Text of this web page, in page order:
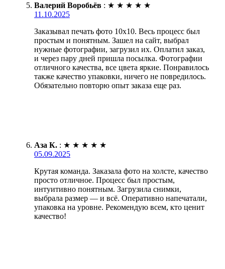
Валерий Воробьёв : ★ ★ ★ ★ ★
11.10.2025
Заказывал печать фото 10х10. Весь процесс был
простым и понятным. Зашел на сайт, выбрал
нужные фотографии, загрузил их. Оплатил заказ,
и через пару дней пришла посылка. Фотографии
отличного качества, все цвета яркие. Понравилось
также качество упаковки, ничего не повредилось.
Обязательно повторю опыт заказа еще раз.
Аза К. : ★ ★ ★ ★ ★
05.09.2025
Крутая команда. Заказала фото на холсте, качество
просто отличное. Процесс был простым,
интуитивно понятным. Загрузила снимки,
выбрала размер — и всё. Оперативно напечатали,
упаковка на уровне. Рекомендую всем, кто ценит
качество!